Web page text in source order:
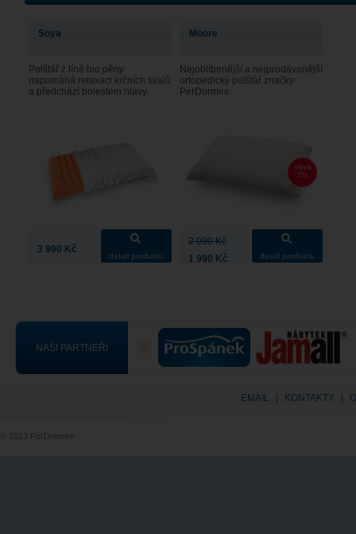
Soya
Polštář z líné bio pěny
napomáhá relaxaci krčních svalů
a předchází bolestem hlavy.
3 990 Kč
detail produktu
Moore
Nejoblíbenější a nejprodávanější
ortopedický polštář značky
PerDormire.
sleva
5%
2 090 Kč
1 990 Kč
detail produktu
NAŠI PARTNEŘI
EMAIL KONTAKTY
© 2013 PerDormire